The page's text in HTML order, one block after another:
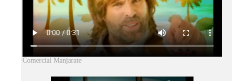
Comercial Manjarate